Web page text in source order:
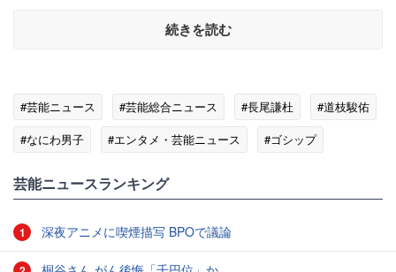
続きを読む
#芸能ニュース #芸能総合ニュース #長尾謙杜
#道枝駿佑
#なにわ男子
#エンタメ・芸能ニュース #ゴシップ
芸能ニュースランキング
1 深夜アニメに喫煙描写 BPOで議論